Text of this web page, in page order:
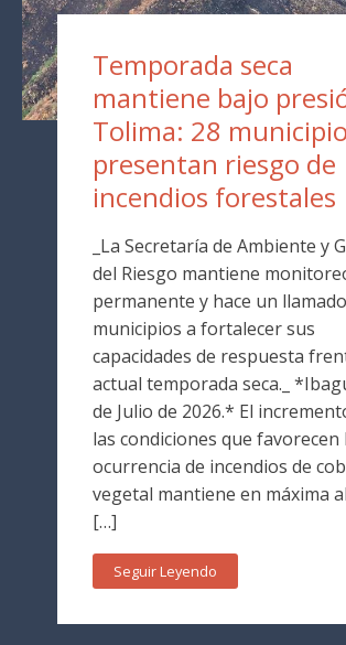
Temporada seca
mantiene bajo
Tolima: 28
presentan riesgo de
incendios forestales
_La Secretaría de Ambiente y
del Riesgo mantiene
permanente y hace un
municipios a fortalecer sus
capacidades de respuesta
actual temporada seca._
de Julio de 2026.* El
las condiciones que favorecen
ocurrencia de incendios de
vegetal mantiene en máxima
[…]
Seguir Leyendo